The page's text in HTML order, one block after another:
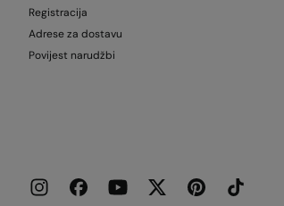
Registracija
Adrese za dostavu
Povijest narudžbi